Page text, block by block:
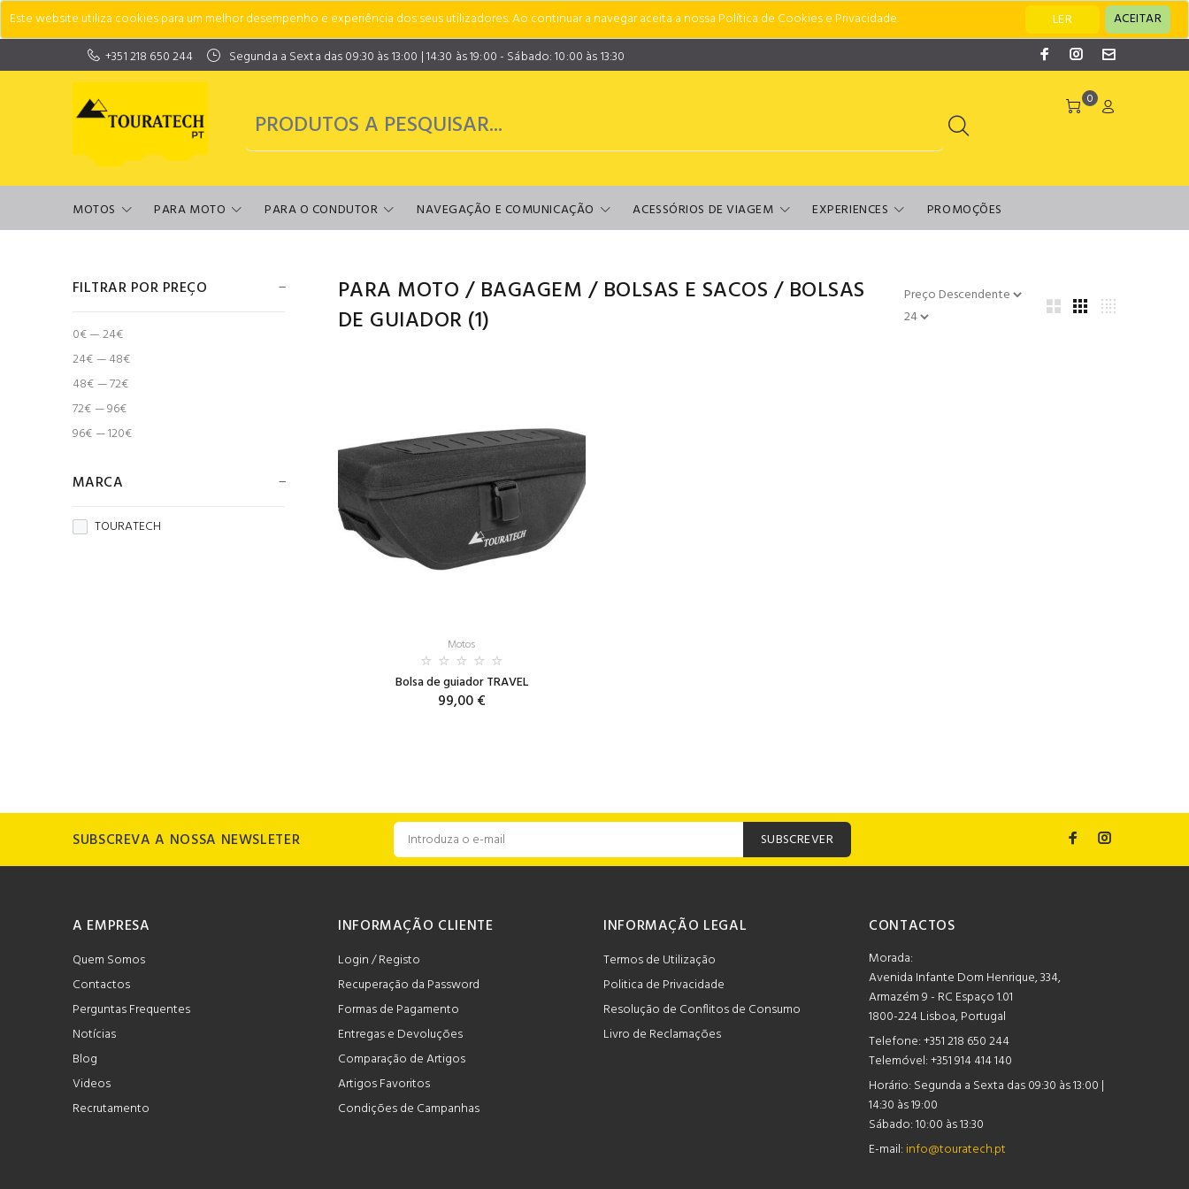
Este website utiliza cookies para um melhor desempenho e experiência dos seus utilizadores. Ao continuar a navegar aceita a nossa Política de Cookies e Privacidade. LER
ACEITAR
+351 218 650 244
Segunda a Sexta das 09:30 às 13:00 | 14:30 às 19:00 - Sábado: 10:00 às 13:30
0
MOTOS PARA MOTO PARA O CONDUTOR NAVEGAÇÃO E COMUNICAÇÃO ACESSÓRIOS DE VIAGEM EXPERIENCES PROMOÇÕES
FILTRAR POR PREÇO
0€ — 24€
24€ — 48€
48€ — 72€
72€ — 96€
96€ — 120€
MARCA
TOURATECH
PARA MOTO / BAGAGEM / BOLSAS E SACOS / BOLSAS
DE GUIADOR (1)
Motos
Bolsa de guiador TRAVEL
99,00 €
SUBSCREVA A NOSSA NEWSLETER SUBSCREVER
A EMPRESA
Quem Somos
Contactos
Perguntas Frequentes
Notícias
Blog
Videos
Recrutamento
INFORMAÇÃO CLIENTE
Login / Registo
Recuperação da Password
Formas de Pagamento
Entregas e Devoluções
Comparação de Artigos
Artigos Favoritos
Condições de Campanhas
INFORMAÇÃO LEGAL
Termos de Utilização
Politica de Privacidade
Resolução de Conflitos de Consumo
Livro de Reclamações
CONTACTOS
Morada:
Avenida Infante Dom Henrique, 334,
Armazém 9 - RC Espaço 1.01
1800-224 Lisboa, Portugal
Telefone:+351 218 650 244
Telemóvel: +351 914 414 140
Horário: Segunda a Sexta das 09:30 às 13:00 |
14:30 às 19:00
Sábado: 10:00 às 13:30
E-mail: info@touratech.pt